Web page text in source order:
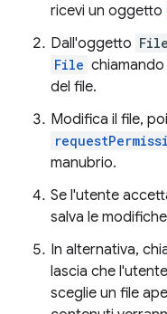
ricevi un oggetto
Dall'oggetto
File
del file.
Modifica il file,
manubrio.
Se l'utente
salva le
In alternativa,
lascia che
sceglie un file